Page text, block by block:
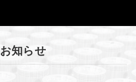
お知らせ